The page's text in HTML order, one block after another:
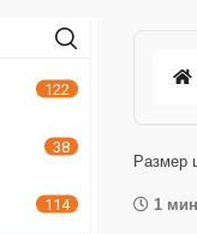
Размер
1
122
38
114